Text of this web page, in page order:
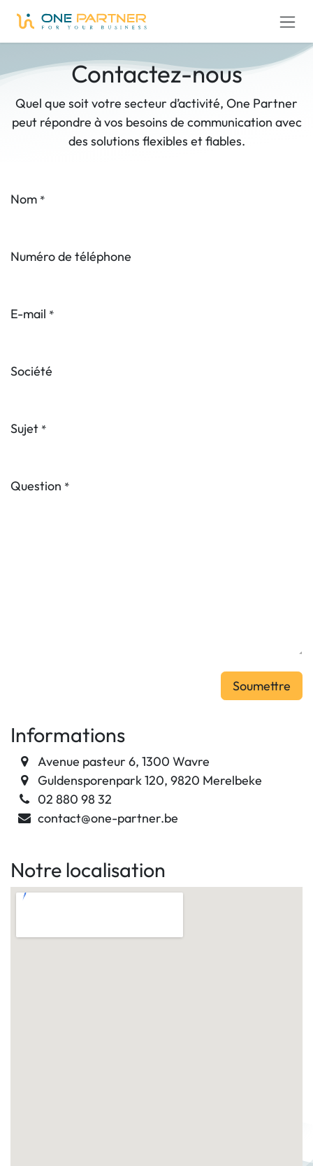
Contactez-nous
Quel que soit votre secteur d’activité, One Partner
peut répondre à vos besoins de communication avec
des solutions flexibles et fiables.
Nom *
Numéro de téléphone
E-mail *
Société
Sujet *
Question *
Soumet​​​​tre
Informations
Avenue pasteur 6, 1300 Wavre
Guldensporenpark 120, 9820 Merelbeke
02 880 98 32
contact@one-partner.be
Notre localisation